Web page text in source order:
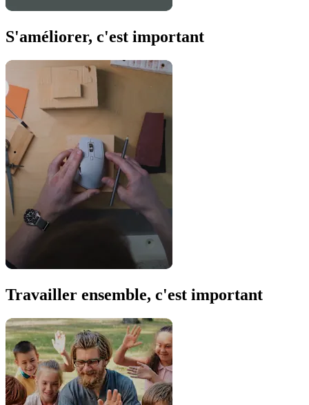
S'améliorer, c'est important
Travailler ensemble, c'est important